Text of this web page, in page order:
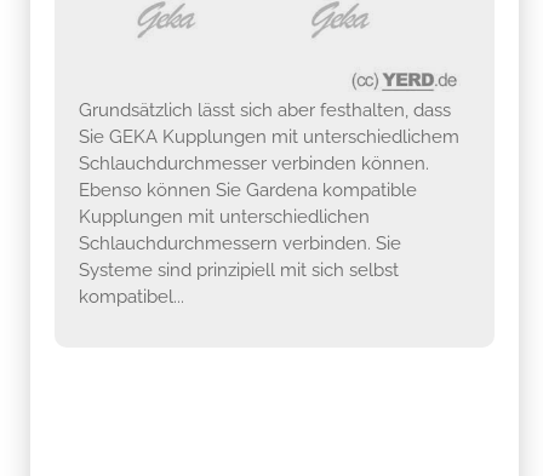
Grundsätzlich lässt sich aber festhalten, dass
Sie GEKA Kupplungen mit unterschiedlichem
Schlauchdurchmesser verbinden können.
Ebenso können Sie Gardena kompatible
Kupplungen mit unterschiedlichen
Schlauchdurchmessern verbinden. Sie
Systeme sind prinzipiell mit sich selbst
kompatibel...